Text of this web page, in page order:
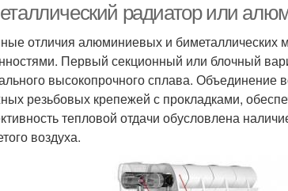
радиатор или
отличия алюминиевых и биметаллических
Первый секционный или блочный
высокопрочного сплава.
резьбовых крепежей с прокладками,
тепловой отдачи обусловлена
воздуха.